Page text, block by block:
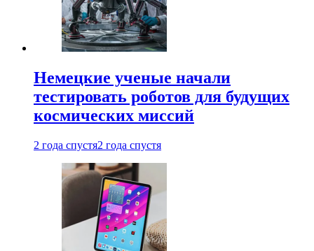
Немецкие ученые начали
тестировать роботов для будущих
космических миссий
2 года спустя2 года спустя